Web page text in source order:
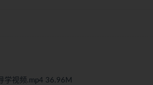
学视频.mp4 36.96M